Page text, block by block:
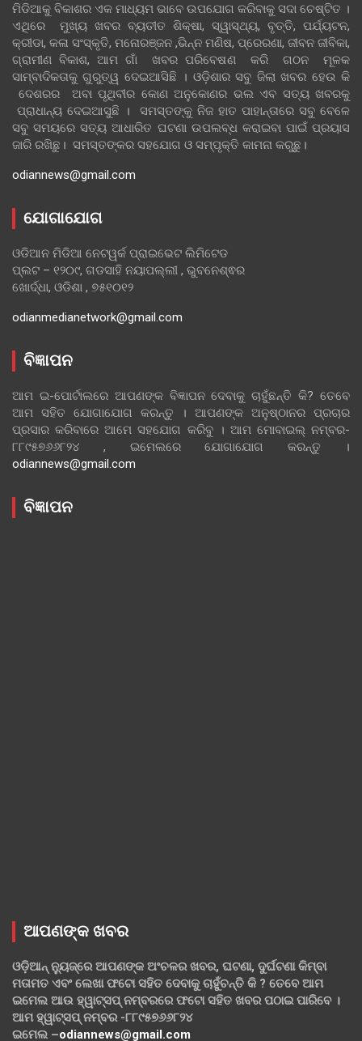
ମିଡିଆକୁ ବିକାଶର ଏକ ମାଧ୍ୟମ ଭାବେ ଉପଯୋଗ କରିବାକୁ ସଦା ଚେଷ୍ଟିତ ।
ଏଥିରେ ମୁଖ୍ୟ ଖବର ବ୍ୟତୀତ ଶିକ୍ଷା, ସ୍ୱାସ୍ଥ୍ୟ, ବୃତ୍ତି, ପର୍ଯ୍ୟଟନ,
କ୍ରୀଡା, କଳା ସଂସ୍କୃତି, ମନୋରଞ୍ଜନ ,ଭିନ୍ନ ମଣିଷ, ପ୍ରେରଣା, ଜୀବନ ଜୀବିକା,
ଗ୍ରାମୀଣ ବିକାଶ, ଆମ ଗାଁ ଖବର ପରିବେଷଣ କରି ଗଠନ ମୂଳକ
ସାମ୍ବାଦିକତାକୁ ଗୁରୁତ୍ୱ ଦେଇଆସିଛି । ଓଡ଼ିଶାର ସବୁ ଜିଲା ଖବର ହେଉ କି
ଦେଶରର ଅବା ପୃଥିବୀର କୋଣ ଅନୁକୋଣର ଭଲ ଏବ ସତ୍ୟ ଖବରକୁ
ପ୍ରାଧାନ୍ୟ ଦେଇଆସୁଛି । ସମସ୍ତଙ୍କୁ ନିଜ ହାତ ପାହାନ୍ତାରେ ସବୁ ବେଳେ
ସବୁ ସମୟରେ ସତ୍ୟ ଆଧାରିତ ଘଟଣା ଉପଲବ୍ଧ କରାଇବା ପାଇଁ ପ୍ରୟାସ
ଜାରି ରଖିଛୁ। ସମସ୍ତଙ୍କର ସହଯୋଗ ଓ ସମ୍ପୃକ୍ତି କାମନା କରୁଛୁ।
odiannews@gmail.com
ଯୋଗାଯୋଗ
ଓଡିଆନ ମିଡିଆ ନେଟୱର୍କ ପ୍ରାଇଭେଟ ଲିମିଟେଡ
ପ୍ଲଟ – ୧୨୦୯, ଗଡସାହି ନୟାପଲ୍ଲୀ , ଭୁବନେଶ୍ଵର
ଖୋର୍ଦ୍ଧା, ଓଡିଶା , ୭୫୧୦୧୨
odianmedianetwork@gmail.com
ବିଜ୍ଞାପନ
ଆମ ଇ-ପୋର୍ଟାଲରେ ଆପଣଙ୍କ ବିଜ୍ଞାପନ ଦେବାକୁ ଚାହୁଁଛନ୍ତି କି? ତେବେ
ଆମ ସହିତ ଯୋଗାଯୋଗ କରନ୍ତୁ । ଆପଣଙ୍କ ଅନୁଷ୍ଠାନର ପ୍ରଚାର
ପ୍ରସାର କରିବାରେ ଆମେ ସହଯୋଗ କରିବୁ । ଆମ ମୋବାଇଲ୍ ନମ୍ବର-
୮୮୯୫୭୬୬୮୨୪ , ଇମେଲରେ ଯୋଗାଯୋଗ କରନ୍ତୁ ।
odiannews@gmail.com
ବିଜ୍ଞାପନ
ଆପଣଙ୍କ ଖବର
ଓଡ଼ିଆନ୍ ନ୍ୟୁଜ୍‌ରେ ଆପଣଙ୍କ ଅଂଚଳର ଖବର, ଘଟଣା, ଦୁର୍ଘଟଣା କିମ୍ବା
ମତାମତ ଏବଂ ଲେଖା ଫଟୋ ସହିତ ଦେବାକୁ ଚାହୁଁଚନ୍ତି କି ? ତେବେ ଆମ
ଇମେଲ ଆଉ ହ୍ୱାଟ୍‌ସପ୍ ନମ୍ବରରେ ଫଟୋ ସହିତ ଖବର ପଠାଇ ପାରିବେ ।
ଆମ ହ୍ୱାଟ୍‌ସପ୍ ନମ୍ବର -୮୮୯୫୭୬୬୮୨୪
ଇମେଲ –odiannews@gmail.com